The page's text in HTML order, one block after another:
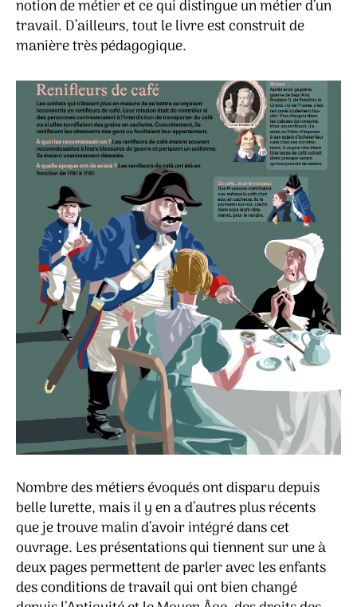
notion de métier et ce qui distingue un métier d’un
travail. D’ailleurs, tout le livre est construit de
manière très pédagogique.
Nombre des métiers évoqués ont disparu depuis
belle lurette, mais il y en a d’autres plus récents
que je trouve malin d’avoir intégré dans cet
ouvrage. Les présentations qui tiennent sur une à
deux pages permettent de parler avec les enfants
des conditions de travail qui ont bien changé